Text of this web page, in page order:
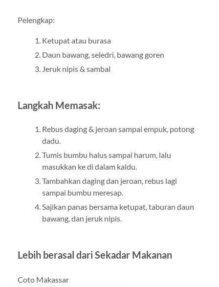
Pelengkap:
Ketupat atau burasa
Daun bawang, seledri, bawang goren
Jeruk nipis & sambal
Langkah Memasak:
Rebus daging & jeroan sampai empuk, potong
dadu.
Tumis bumbu halus sampai harum, lalu
masukkan ke di dalam kaldu.
Tambahkan daging dan jeroan, rebus lagi
sampai bumbu meresap.
Sajikan panas bersama ketupat, taburan daun
bawang, dan jeruk nipis.
Lebih berasal dari Sekadar Makanan
Coto Makassar